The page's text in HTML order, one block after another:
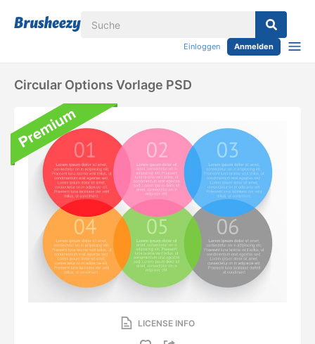
Einloggen Anmelden
Circular Options Vorlage PSD
LICENSE INFO